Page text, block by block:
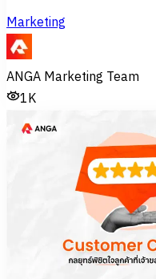
Marketing
ANGA Marketing Team
1K